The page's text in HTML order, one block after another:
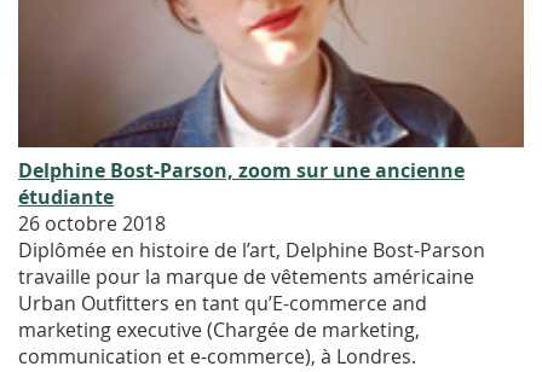
Delphine Bost-Parson, zoom sur une ancienne
étudiante
26 octobre 2018
Diplômée en histoire de l’art, Delphine Bost-Parson
travaille pour la marque de vêtements américaine
Urban Outfitters en tant qu’E-commerce and
marketing executive (Chargée de marketing,
communication et e-commerce), à Londres.